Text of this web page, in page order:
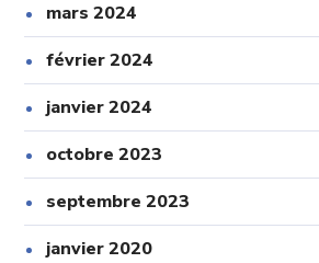
mars 2024
février 2024
janvier 2024
octobre 2023
septembre 2023
janvier 2020